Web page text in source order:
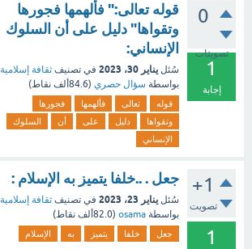
0
تصويتات
1
إجابة
قوله تعالى:" فألهمها فجورها
وتقواها" دليل على أن السلوك
الإنساني:
سُئل يناير 30، 2023 في تصنيف ثقافة إسلامية
بواسطة سؤال حصري (84.6ألف نقاط)
قوله تعالى فألهمها
فجورها
وتقواها
دليل على أن
السلوك
الإنساني
+1
تصويت
1
جعل . ..خلفا يتميز به الإسلام :
سُئل يناير 23، 2023 في تصنيف ثقافة إسلامية
بواسطة osama
(82.0ألف نقاط)
جعل خلفا يتميز به الإسلام